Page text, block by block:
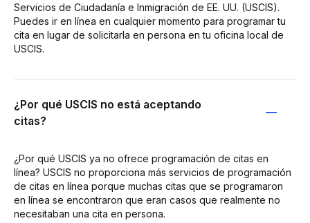
Servicios de Ciudadanía e Inmigración de EE. UU. (USCIS).
Puedes ir en línea en cualquier momento para programar tu
cita en lugar de solicitarla en persona en tu oficina local de
USCIS.
¿Por qué USCIS no está aceptando
citas?
¿Por qué USCIS ya no ofrece programación de citas en
línea? USCIS no proporciona más servicios de programación
de citas en línea porque muchas citas que se programaron
en línea se encontraron que eran casos que realmente no
necesitaban una cita en persona.